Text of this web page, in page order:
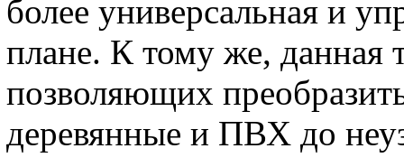
более универсальная и
плане. К тому же, данная
позволяющих
деревянные и ПВХ до